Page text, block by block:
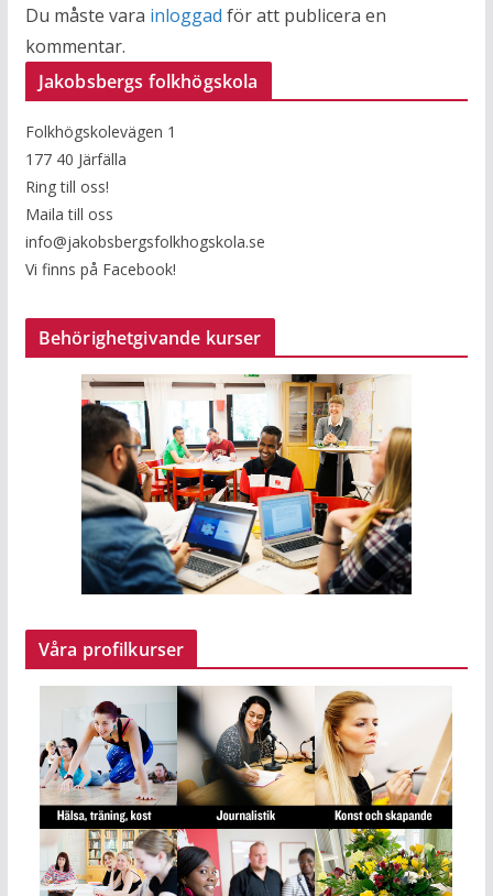
Du måste vara inloggad för att publicera en
kommentar.
Jakobsbergs folkhögskola
Folkhögskolevägen 1
177 40 Järfälla
Ring till oss!
Maila till oss
info@jakobsbergsfolkhogskola.se
Vi finns på Facebook!
Behörighetgivande kurser
Våra profilkurser